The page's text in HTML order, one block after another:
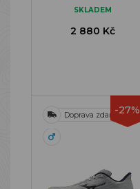
SKLADEM
2 880 Kč
-27%
Doprava zdarma